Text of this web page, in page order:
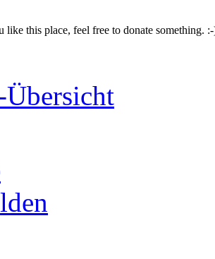
like this place, feel free to donate something.
Übersicht